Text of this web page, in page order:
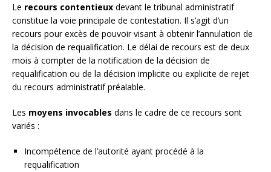
Le recours contentieux devant le tribunal administratif
constitue la voie principale de contestation. Il s’agit d’un
recours pour excès de pouvoir visant à obtenir l’annulation de
la décision de requalification. Le délai de recours est de deux
mois à compter de la notification de la décision de
requalification ou de la décision implicite ou explicite de rejet
du recours administratif préalable.
Les moyens invocables dans le cadre de ce recours sont
variés :
Incompétence de l’autorité ayant procédé à la
requalification